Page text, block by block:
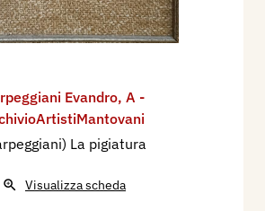
Evandro, A -
La pigiatura
Visualizza scheda